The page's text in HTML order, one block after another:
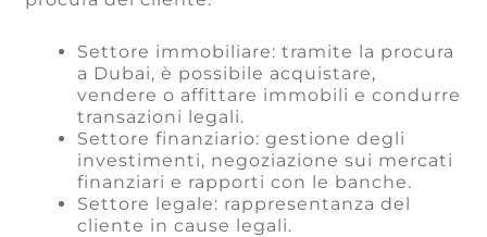
Settore immobiliare: tramite la procura
a Dubai, è possibile acquistare,
vendere o affittare immobili e condurre
transazioni legali.
Settore finanziario: gestione degli
investimenti, negoziazione sui mercati
finanziari e rapporti con le banche.
Settore legale: rappresentanza del
cliente in cause legali.